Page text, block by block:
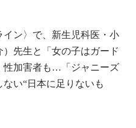
ン〉で、新生児科医・小
先生と「女の子はガード
性加害者も…「ジャニーズ
い“日本に足りないも